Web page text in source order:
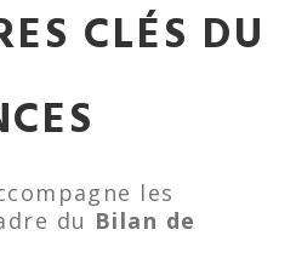
CLÉS DU
les
du Bilan de